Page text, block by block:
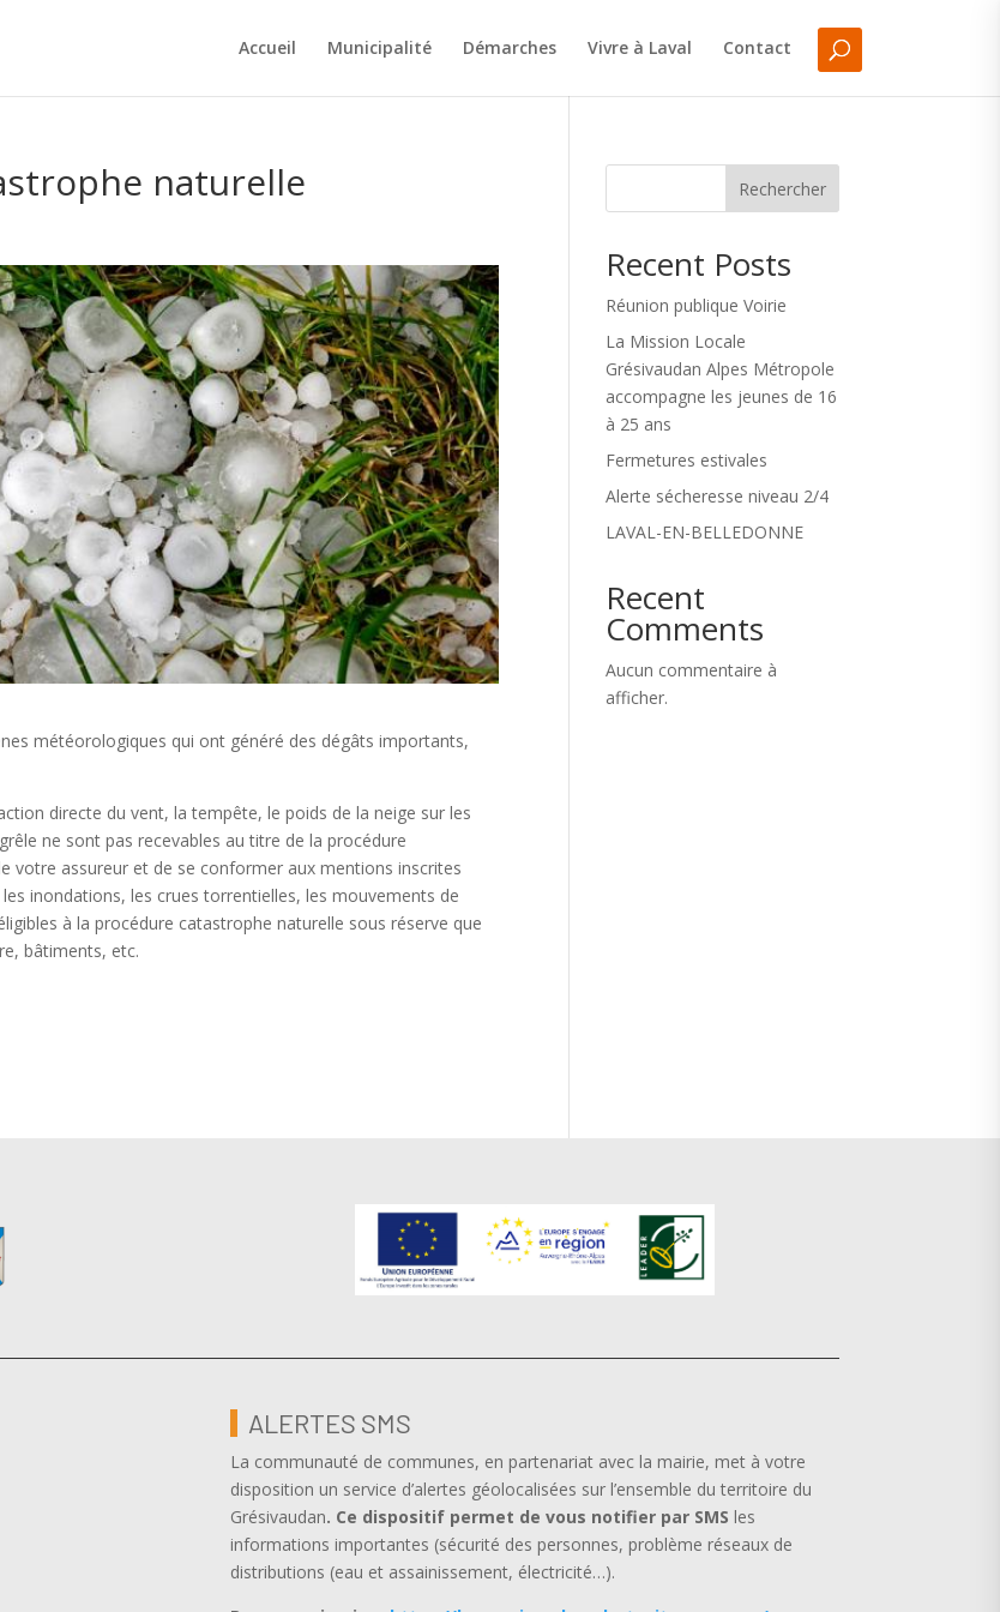
Accueil Municipalité Démarches Vivre à Laval Contact
naturelle
météorologiques qui ont généré des dégâts importants,
directe du vent, la tempête, le poids de la neige sur les
ne sont pas recevables au titre de la procédure
votre assureur et de se conformer aux mentions inscrites
inondations, les crues torrentielles, les mouvements de
à la procédure catastrophe naturelle sous réserve que
bâtiments, etc.
Rechercher
Recent Posts
Réunion publique Voirie
La Mission Locale
Grésivaudan Alpes Métropole
accompagne les jeunes de 16
à 25 ans
Fermetures estivales
Alerte sécheresse niveau 2/4
LAVAL-EN-BELLEDONNE
Recent
Comments
Aucun commentaire à
afficher.
ALERTES SMS
La communauté de communes, en partenariat avec la mairie, met à votre
disposition un service d’alertes géolocalisées sur l’ensemble du territoire du
Grésivaudan. Ce dispositif permet de vous notifier par SMS les
informations importantes (sécurité des personnes, problème réseaux de
distributions (eau et assainissement, électricité…).